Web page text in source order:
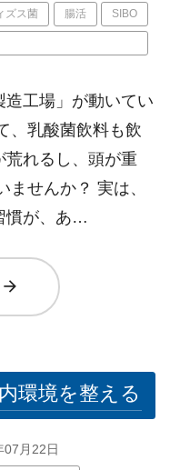
ズス菌 腸活 SIBO
工場」が動いてい
、乳酸菌飲料も飲
荒れるし、頭が重
せんか？ 実は、
慣が、あ…
arrow_forward
環境を整える
07月22日